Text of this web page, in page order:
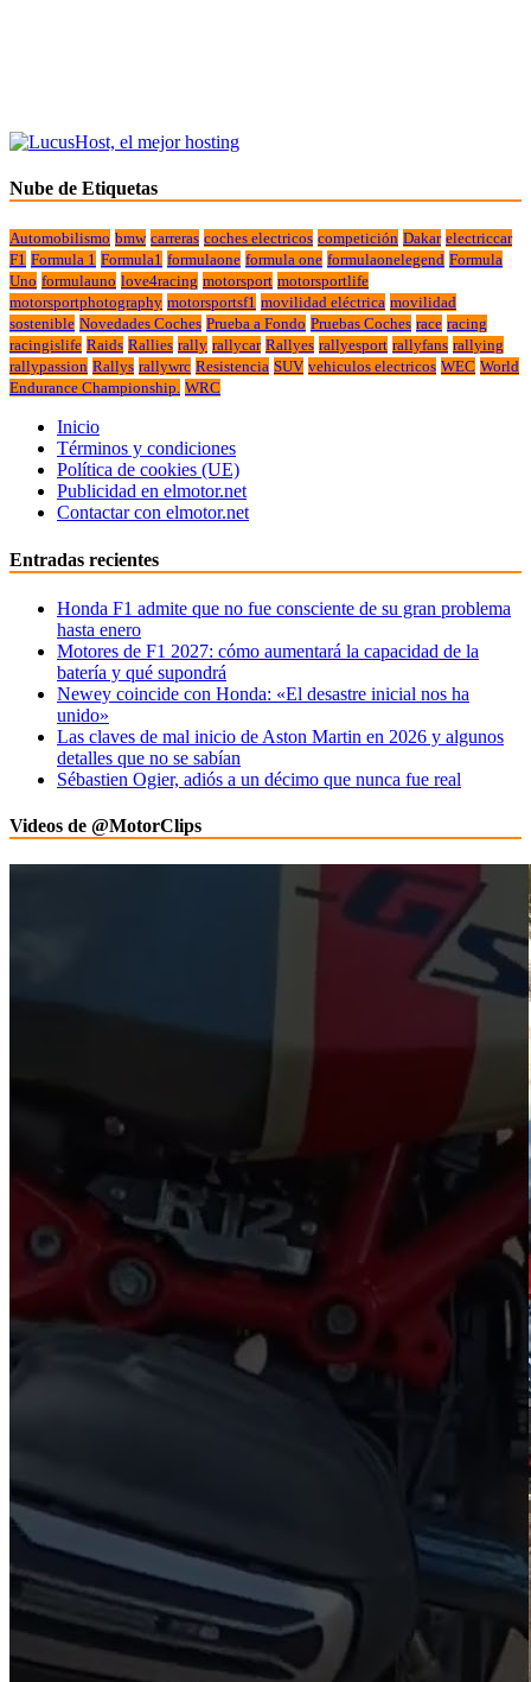
Nube de Etiquetas
Automobilismo bmw carreras coches electricos competición Dakar electriccar
F1 Formula 1 Formula1 formulaone formula one formulaonelegend Formula
Uno formulauno love4racing motorsport motorsportlife
motorsportphotography motorsportsf1 movilidad eléctrica movilidad
sostenible Novedades Coches Prueba a Fondo Pruebas Coches race racing
racingislife Raids Rallies rally rallycar Rallyes rallyesport rallyfans rallying
rallypassion Rallys rallywrc Resistencia SUV vehiculos electricos WEC World
Endurance Championship. WRC
Inicio
Términos y condiciones
Política de cookies (UE)
Publicidad en elmotor.net
Contactar con elmotor.net
Entradas recientes
Honda F1 admite que no fue consciente de su gran problema
hasta enero
Motores de F1 2027: cómo aumentará la capacidad de la
batería y qué supondrá
Newey coincide con Honda: «El desastre inicial nos ha
unido»
Las claves de mal inicio de Aston Martin en 2026 y algunos
detalles que no se sabían
Sébastien Ogier, adiós a un décimo que nunca fue real
Videos de @MotorClips